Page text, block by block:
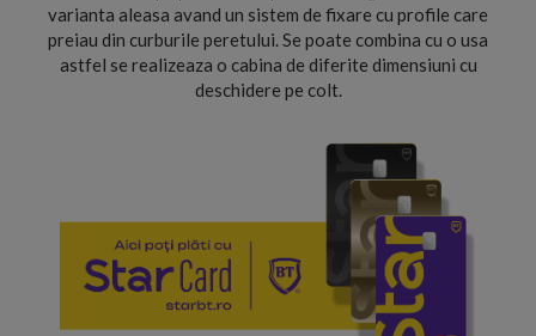
varianta aleasa avand un sistem de fixare cu profile care
preiau din curburile peretului. Se poate combina cu o usa
astfel se realizeaza o cabina de diferite dimensiuni cu
deschidere pe colt.